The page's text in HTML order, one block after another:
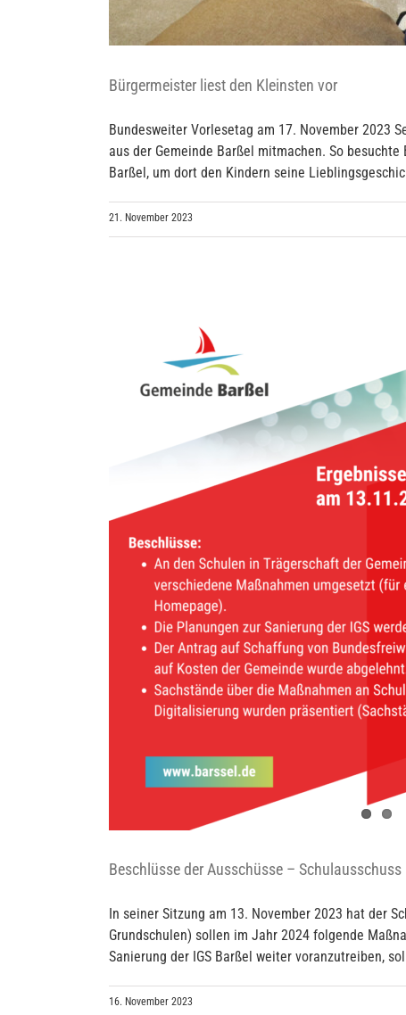
Bürgermeister liest den Kleinsten vor
Bundesweiter Vorlesetag am 17. November 2023
aus der Gemeinde Barßel mitmachen. So
Barßel, um dort den Kindern seine
21. November 2023
Beschlüsse der Ausschüsse – Schulausschuss
In seiner Sitzung am 13. November 2023 hat der
Grundschulen) sollen im Jahr 2024 folgende
Sanierung der IGS Barßel weiter voranzutreiben,
16. November 2023